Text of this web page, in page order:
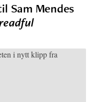
Sam Mendes